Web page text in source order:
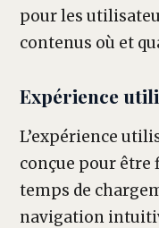
pour les
contenus où et
Expérience
L’expérience
conçue pour être
temps de
navigation